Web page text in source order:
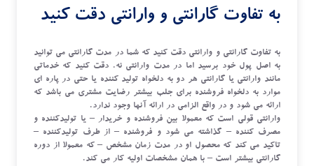
به تفاوت گارانتی و وارانتی دقت کنید
به تفاوت گارانتی و وارانتی دقت کنید که شما در مدت گارانتی می توانید
به اصل پول خود برسید اما در مدت وارانتی نه. دقت کنید که خدماتی
مانند وارانتی یا گارانتی هر دو به دلخواه تولید کننده یا حتی در پاره ای
موارد به دلخواه فروشنده برای جلب بیشتر رضایت مشتری می باشد که
ارائه می شود و در واقع الزامی در ارائه آنها وجود ندارد.
وارانتی قولی است که معمولا بین فروشنده و خریدار – یا تولیدکننده و
مصرف کننده – گذاشته می شود و فروشنده – از طرف تولیدکننده –
تاکید می کند که محصول او در مدت زمان مشخص – که معمولا از دوره
گارانتی بیشتر است – با همان مشخصات اولیه کار می کند.